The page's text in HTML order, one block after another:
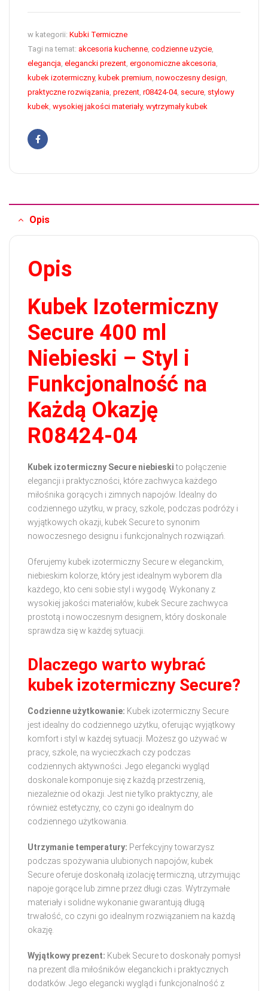
w kategorii: Kubki Termiczne
Tagi na temat: akcesoria kuchenne, codzienne użycie,
elegancja, elegancki prezent, ergonomiczne akcesoria,
kubek izotermiczny, kubek premium, nowoczesny design,
praktyczne rozwiązania, prezent, r08424-04, secure, stylowy
kubek, wysokiej jakości materiały, wytrzymały kubek
Facebook
Opis
Opis
Kubek Izotermiczny
Secure 400 ml
Niebieski – Styl i
Funkcjonalność na
Każdą Okazję
R08424-04
Kubek izotermiczny Secure niebieskito połączenie
elegancji i praktyczności, które zachwyca każdego
miłośnika gorących i zimnych napojów. Idealny do
codziennego użytku, w pracy, szkole, podczas podróży i
wyjątkowych okazji, kubek Secure to synonim
nowoczesnego designu i funkcjonalnych rozwiązań.
Oferujemy kubek izotermiczny Secure w eleganckim,
niebieskim kolorze, który jest idealnym wyborem dla
każdego, kto ceni sobie styl i wygodę. Wykonany z
wysokiej jakości materiałów, kubek Secure zachwyca
prostotą i nowoczesnym designem, który doskonale
sprawdza się w każdej sytuacji.
Dlaczego warto wybrać
kubek izotermiczny Secure?
Codzienne użytkowanie: Kubek izotermiczny Secure
jest idealny do codziennego użytku, oferując wyjątkowy
komfort i styl w każdej sytuacji. Możesz go używać w
pracy, szkole, na wycieczkach czy podczas
codziennych aktywności. Jego elegancki wygląd
doskonale komponuje się z każdą przestrzenią,
niezależnie od okazji. Jest nie tylko praktyczny, ale
również estetyczny, co czyni go idealnym do
codziennego użytkowania.
Utrzymanie temperatury: Perfekcyjny towarzysz
podczas spożywania ulubionych napojów, kubek
Secure oferuje doskonałą izolację termiczną, utrzymując
napoje gorące lub zimne przez długi czas. Wytrzymałe
materiały i solidne wykonanie gwarantują długą
trwałość, co czyni go idealnym rozwiązaniem na każdą
okazję.
Wyjątkowy prezent: Kubek Secure to doskonały pomysł
na prezent dla miłośników eleganckich i praktycznych
dodatków. Jego elegancki wygląd i funkcjonalność z